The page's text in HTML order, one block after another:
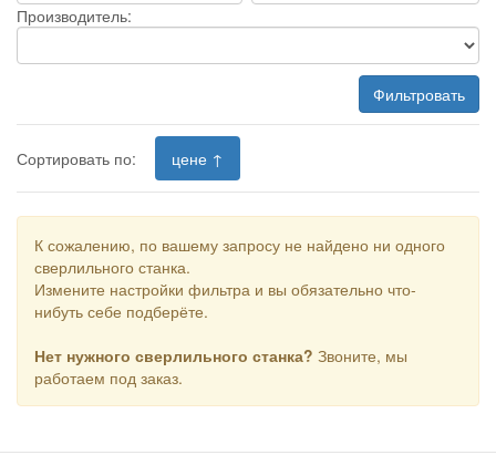
Производитель:
Фильтровать
Сортировать по: цене ↑
К сожалению, по вашему запросу не найдено ни одного
сверлильного станка.
Измените настройки фильтра и вы обязательно что-
нибуть себе подберёте.
Нет нужного сверлильного станка? Звоните, мы
работаем под заказ.